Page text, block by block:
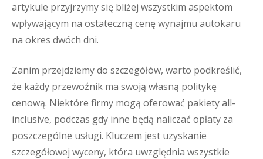
artykule przyjrzymy się bliżej wszystkim aspektom
wpływającym na ostateczną cenę wynajmu autokaru
na okres dwóch dni.
Zanim przejdziemy do szczegółów, warto podkreślić,
że każdy przewoźnik ma swoją własną politykę
cenową. Niektóre firmy mogą oferować pakiety all-
inclusive, podczas gdy inne będą naliczać opłaty za
poszczególne usługi. Kluczem jest uzyskanie
szczegółowej wyceny, która uwzględnia wszystkie